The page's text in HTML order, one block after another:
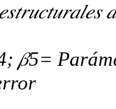
𝑎
𝛽5=